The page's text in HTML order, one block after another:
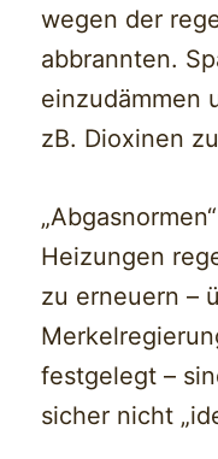
wegen der
abbrannten.
einzudämmen
zB. Dioxinen
Heizungen
zu erneuern –
festgelegt –
sicher nicht